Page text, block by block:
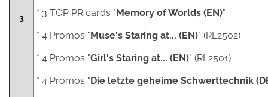
3
* 3 TOP PR cards " Memory of Worlds (EN)"
* 4 Promos " Muse's Staring at... (EN)" (RL2502)
* 4 Promos "Girl's Staring at... (EN)" (RL2501)
* 4 Promos " Die letzte geheime Schwerttechnik